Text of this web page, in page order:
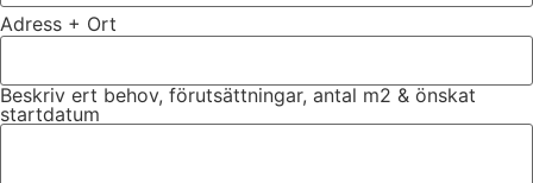
Adress + Ort
Beskriv ert behov, förutsättningar, antal m2 & önskat
startdatum